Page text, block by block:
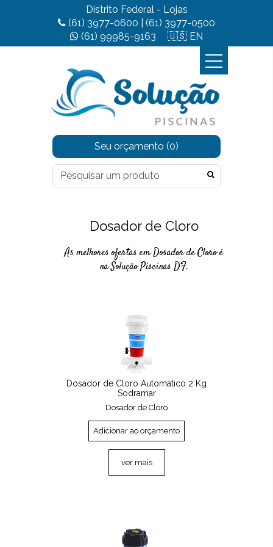
Distrito Federal - Lojas
(61) 3977-0600
(61) 3977-0500
(61) 99985-9163
🇺🇸 EN
Seu orçamento (0)
Dosador de Cloro
As melhores ofertas em Dosador de Cloro é
na Solução Piscinas DF.
Dosador de Cloro Automático 2 Kg
Sodramar
Dosador de Cloro
Adicionar ao orçamento
ver mais